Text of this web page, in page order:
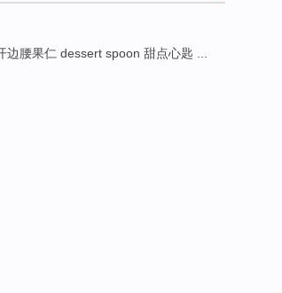
腰果仁 dessert spoon 甜点心匙 ...